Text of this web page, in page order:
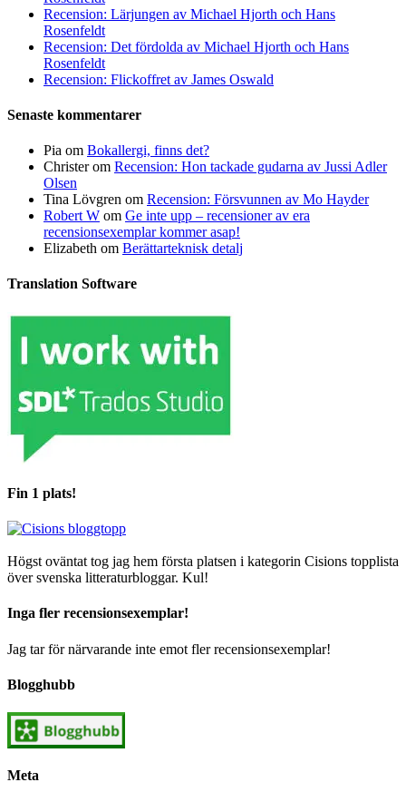
Recension: Lärjungen av Michael Hjorth och Hans
Rosenfeldt
Recension: Det fördolda av Michael Hjorth och Hans
Rosenfeldt
Recension: Flickoffret av James Oswald
Senaste kommentarer
Pia om Bokallergi, finns det?
Christerom Recension: Hon tackade gudarna av Jussi Adler
Olsen
Tina Lövgren om Recension: Försvunnen av Mo Hayder
Robert W om Ge inte upp – recensioner av era
recensionsexemplar kommer asap!
Elizabeth om Berättarteknisk detalj
Translation Software
Fin 1 plats!
Högst oväntat tog jag hem första platsen i kategorin Cisions topplista
över svenska litteraturbloggar. Kul!
Inga fler recensionsexemplar!
Jag tar för närvarande inte emot fler recensionsexemplar!
Blogghubb
Meta